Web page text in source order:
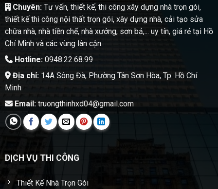
Chuyên:Tư vấn, thiết kế, thi công xây dựng nhà trọn gói,
thiết kế thi công nội thất trọn gói, xây dựng nhà, cải tạo sửa
chữa nhà, nhà tiền chế, nhà xưởng, sơn bả,... uy tín, giá rẻ tại Hồ
Chí Minh và các vùng lân cận.
Hotline:0948.22.68.99
Địa chỉ:14A Sông Đà, Phường Tân Sơn Hòa, Tp. Hồ Chí
Minh
Email:truongthinhxd04@gmail.com
DỊCH VỤ THI CÔNG
Thiết Kế Nhà Trọn Gói